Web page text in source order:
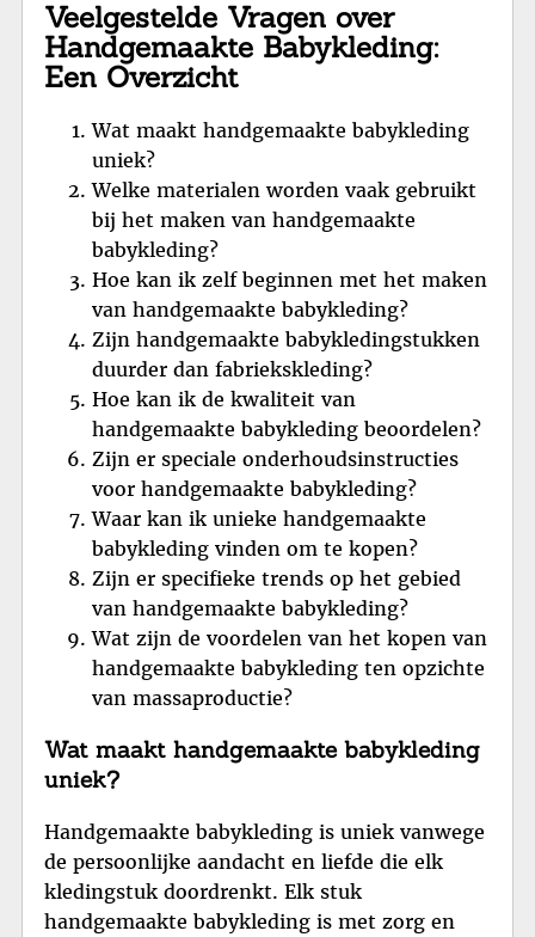
Veelgestelde Vragen over
Handgemaakte Babykleding:
Een Overzicht
Wat maakt handgemaakte babykleding
uniek?
Welke materialen worden vaak gebruikt
bij het maken van handgemaakte
babykleding?
Hoe kan ik zelf beginnen met het maken
van handgemaakte babykleding?
Zijn handgemaakte babykledingstukken
duurder dan fabriekskleding?
Hoe kan ik de kwaliteit van
handgemaakte babykleding beoordelen?
Zijn er speciale onderhoudsinstructies
voor handgemaakte babykleding?
Waar kan ik unieke handgemaakte
babykleding vinden om te kopen?
Zijn er specifieke trends op het gebied
van handgemaakte babykleding?
Wat zijn de voordelen van het kopen van
handgemaakte babykleding ten opzichte
van massaproductie?
Wat maakt handgemaakte babykleding
uniek?
Handgemaakte babykleding is uniek vanwege
de persoonlijke aandacht en liefde die elk
kledingstuk doordrenkt. Elk stuk
handgemaakte babykleding is met zorg en